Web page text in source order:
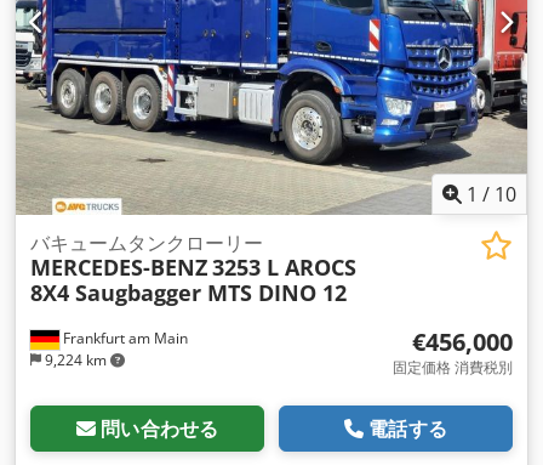
1 / 10
Frankfurt am Main
9,224 km
バキュームタンクローリー
MERCEDES-BENZ3253 L AROCS
8X4 Saugbagger MTS DINO 12
€456,000
固定価格 消費税別
問い合わせる 電話する